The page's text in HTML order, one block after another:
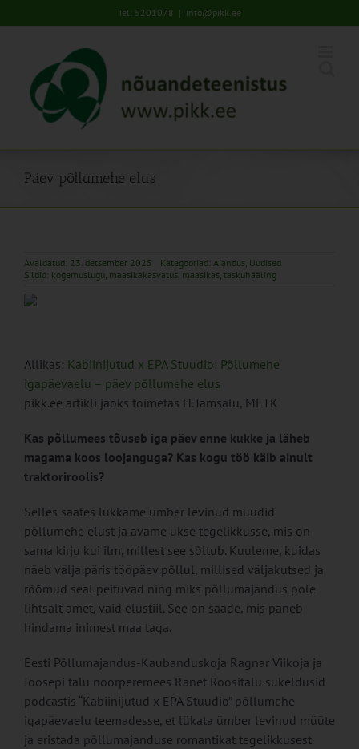
to
Tel: 5201078 | info@pikk.ee
Päev põllumehe elus
Avaldatud: 23. detsember 2025 Kategooriad: Aiandus, Uudised
Sildid: kogemuslugu, maasikakasvatus, maasikas, taskuhääling
Allikas: Kabiinijutud x EPA Stuudio: Põllumehe
igapäevaelu – päev põllumehe elus
pikk.ee artikli jaoks toimetas H.Tamsalu, METK
Kas põllumees tõuseb iga päev enne kukke ja läheb
magama koos loojanguga? Kas kogu töö käib ainult
traktoriroolis?
Selles saates lükkame ümber levinud müüdid
põllumehe elust ja avame ukse tegelikkusse, mis on
sama kirju kui ilm, millest see sõltub. Kuuleme, kuidas
näeb välja päris tööpäev põllul, millised väljakutsed ja
rõõmud seal peituvad ning miks põllumajandus pole
lihtsalt amet, vaid elustiil. See on saade, mis paneb
hindama inimest maa taga.
Eesti Põllumajandus-Kaubanduskoja Ragnar Viikoja ja
Joosepi talu noorperemees Ranet Roositalu sukeldusid
podcastis “Kabiinijutud x EPA Stuudio” põllumehe
igapäevaelu teemadesse, et lükata ümber levinud müüte
ja eristada põllumajanduse romantikat tegelikkusest.